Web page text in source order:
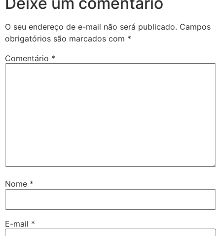
O seu endereço de e-mail não será publicado. Campos
obrigatórios são marcados com *
Comentário *
Nome *
E-mail *